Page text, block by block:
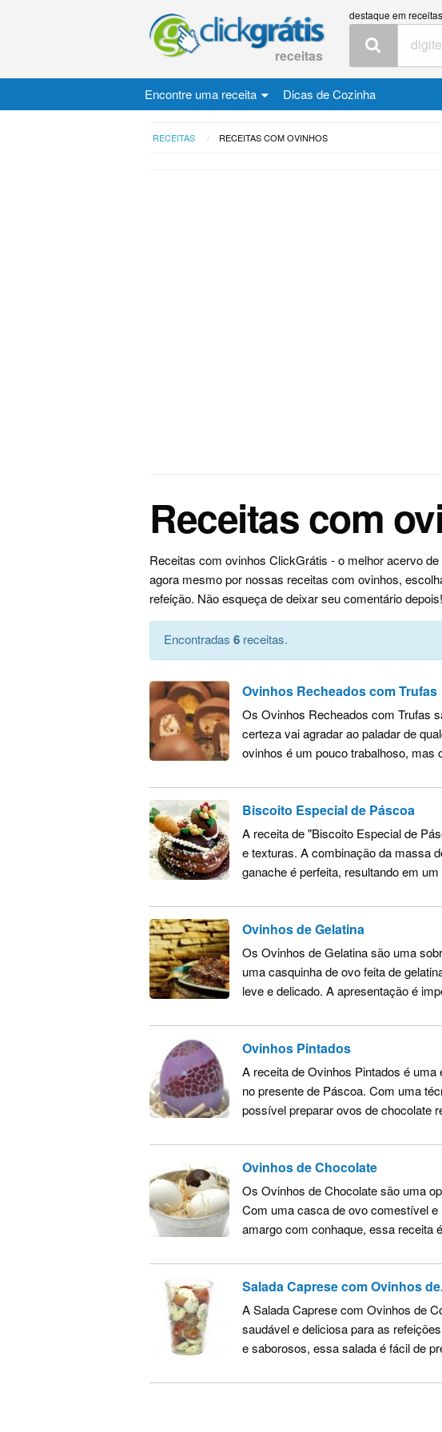
receitas
destaque em
Encontre uma receita Dicas de Cozinha
RECEITAS RECEITAS COM OVINHOS
Receitas com
Receitas com ovinhos ClickGrátis - o melhor acervo de
agora mesmo por nossas receitas com ovinhos,
refeição. Não esqueça de deixar seu comentário depois!
Encontradas 6 receitas.
Ovinhos Recheados com Trufas
Os Ovinhos Recheados com Trufas
certeza vai agradar ao paladar de
ovinhos é um pouco trabalhoso, mas
Biscoito Especial de Páscoa
A receita de "Biscoito Especial de
e texturas. A combinação da massa
ganache é perfeita, resultando em
Ovinhos de Gelatina
Os Ovinhos de Gelatina são uma
uma casquinha de ovo feita de
leve e delicado. A apresentação é
Ovinhos Pintados
A receita de Ovinhos Pintados é
no presente de Páscoa. Com uma
possível preparar ovos de chocolate
Ovinhos de Chocolate
Os Ovinhos de Chocolate são uma
Com uma casca de ovo comestível
amargo com conhaque, essa receita
Salada Caprese com Ovinhos
A Salada Caprese com Ovinhos de
saudável e deliciosa para as
e saborosos, essa salada é fácil de